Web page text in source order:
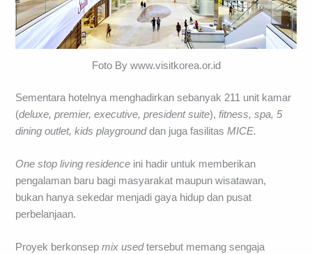
Foto By www.visitkorea.or.id
Sementara hotelnya menghadirkan sebanyak 211 unit kamar
(deluxe, premier, executive, president suite),fitness, spa, 5
dining outlet, kids playgrounddan juga fasilitasMICE.
One stop living residence ini hadir untuk memberikan
pengalaman baru bagi masyarakat maupun wisatawan,
bukan hanya sekedar menjadi gaya hidup dan pusat
perbelanjaan.
Proyek berkonsepmix usedtersebut memang sengaja